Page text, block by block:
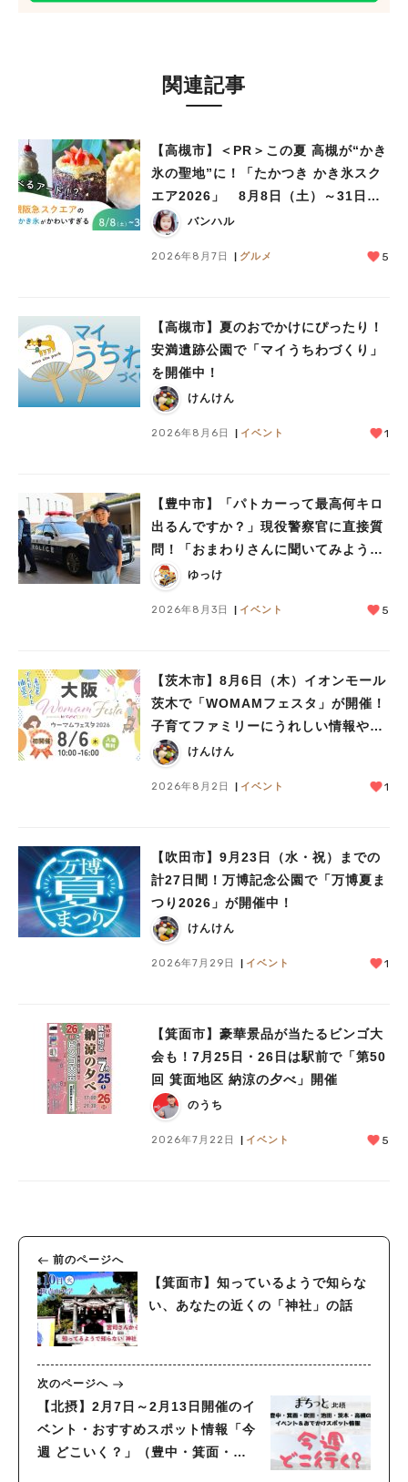
関連記事
【高槻市】＜PR＞この夏 高槻が“かき
氷の聖地”に！「たかつき かき氷スク
エア2026」 8月8日（土）～31日
（月）バンハル
2026年8月7日 グルメ 5
【高槻市】夏のおでかけにぴったり！
安満遺跡公園で「マイうちわづくり」
を開催中！
けんけん
2026年8月6日 イベント 1
【豊中市】「パトカーって最高何キロ
出るんですか？」現役警察官に直接質
問！「おまわりさんに聞いてみよう」
に参加しました
ゆっけ
2026年8月3日 イベント 5
【茨木市】8月6日（木）イオンモール
茨木で「WOMAMフェスタ」が開催！
子育てファミリーにうれしい情報やプ
レゼントがいっぱい♪
けんけん
2026年8月2日 イベント 1
【吹田市】9月23日（水・祝）までの
計27日間！万博記念公園で「万博夏ま
つり2026」が開催中！
けんけん
2026年7月29日 イベント 1
【箕面市】豪華景品が当たるビンゴ大
会も！7月25日・26日は駅前で「第50
回 箕面地区 納涼の夕べ」開催
のうち
2026年7月22日 イベント 5
前のページへ
【箕面市】知っているようで知らな
い、あなたの近くの「神社」の話
次のページへ
【北摂】2月7日～2月13日開催のイ
ベント・おすすめスポット情報「今
週 どこいく？」（豊中・箕面・吹